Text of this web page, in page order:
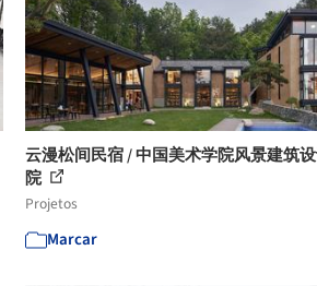
云漫松间民宿 / 中国美术学院风景建筑
院
Projetos
Marcar